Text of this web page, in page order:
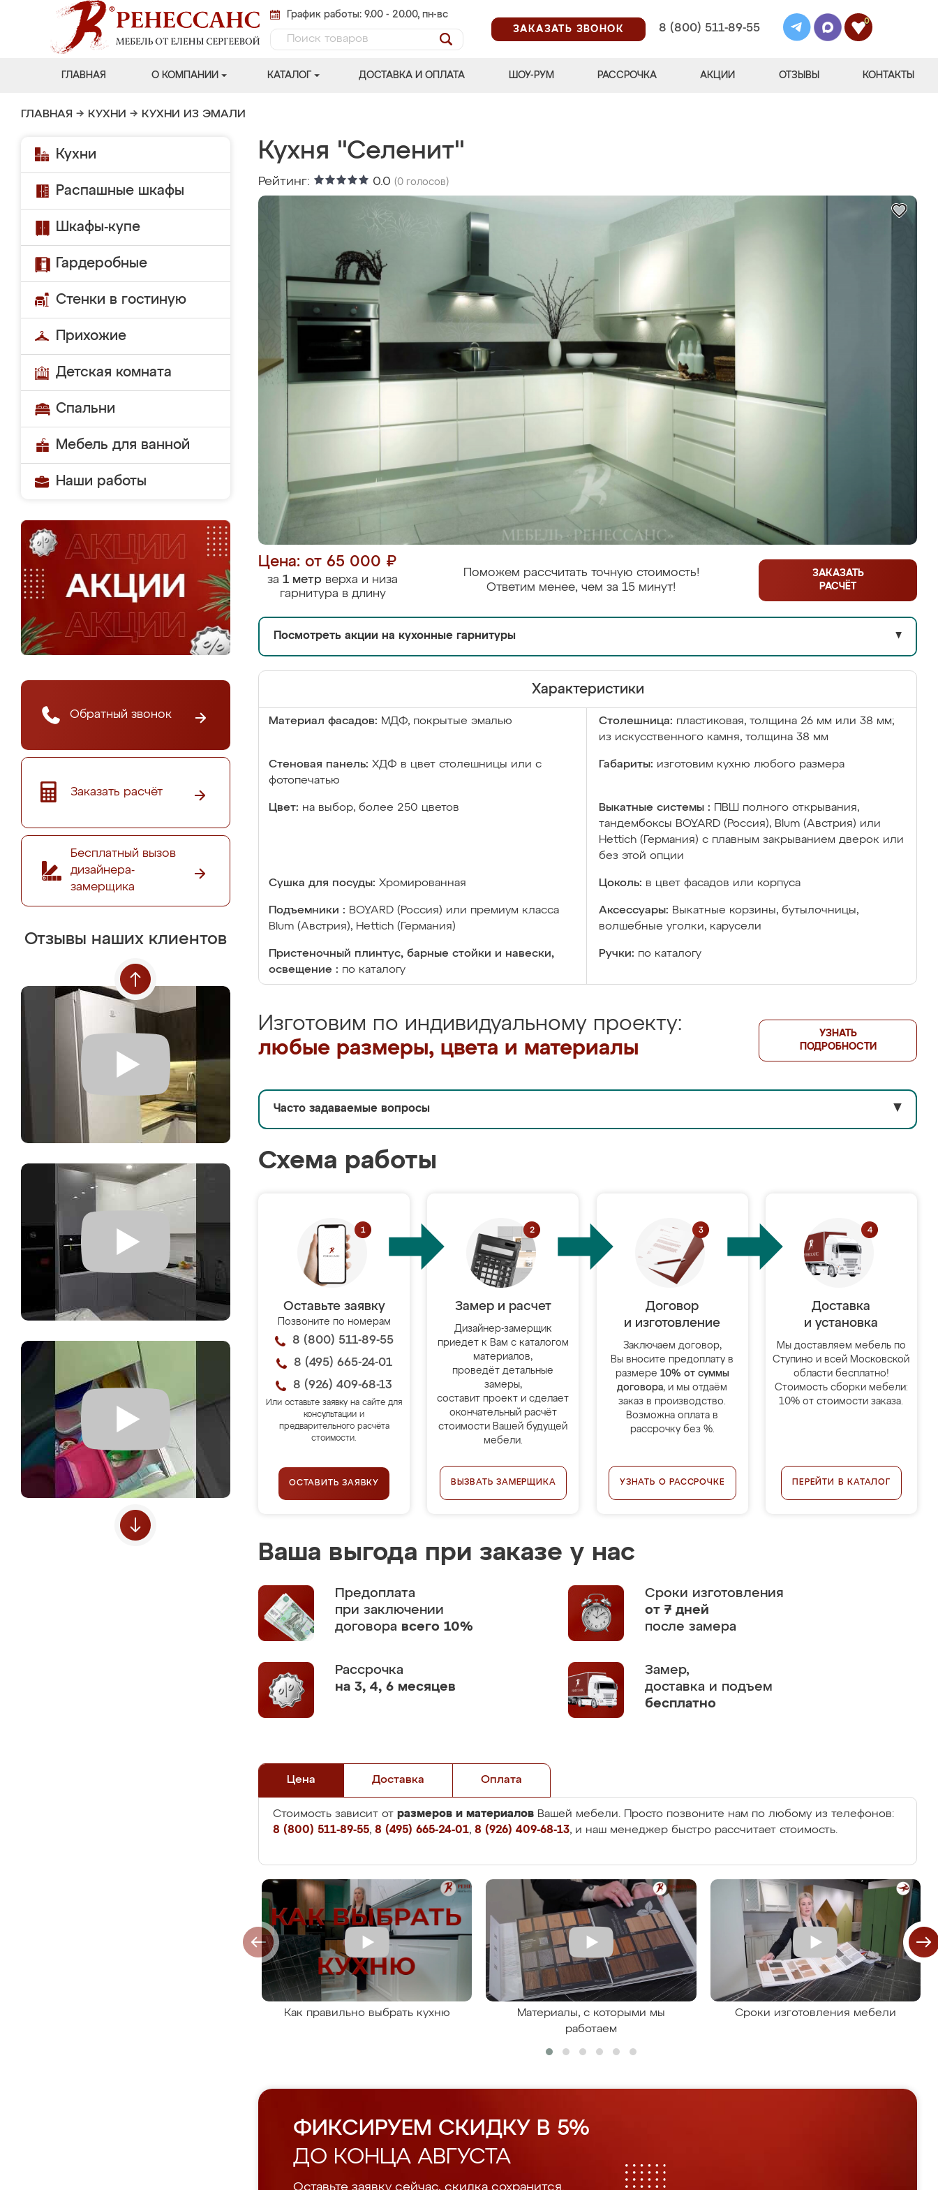
График работы: 9.00 - 20.00, пн-вс
ЗАКАЗАТЬ ЗВОНОК
8 (800) 511-89-55
0
ГЛАВНАЯ О КОМПАНИИ КАТАЛОГ ДОСТАВКА И ОПЛАТА ШОУ-РУМ РАССРОЧКА АКЦИИ ОТЗЫВЫ КОНТАКТЫ
ГЛАВНАЯ → КУХНИ → КУХНИ ИЗ ЭМАЛИ
Кухни
Распашные шкафы
Шкафы-купе
Гардеробные
Стенки в гостиную
Прихожие
Детская комната
Спальни
Мебель для ванной
Наши работы
Обратный звонок
Заказать расчёт
Бесплатный вызов
дизайнера-
замерщика
Отзывы наших клиентов
Кухня "Селенит"
Рейтинг: 0.0 (0 голосов)
Цена: от 65 000 ₽
за 1 метр верха и низа
гарнитура в длину
Поможем рассчитать точную стоимость!
Ответим менее, чем за 15 минут!
ЗАКАЗАТЬ
РАСЧЁТ
Посмотреть акции на кухонные гарнитуры ▼
Характеристики
Материал фасадов: МДФ, покрытые эмалью Столешница: пластиковая, толщина 26 мм или 38 мм;
из искусственного камня, толщина 38 мм
Стеновая панель: ХДФ в цвет столешницы или с
фотопечатью
Габариты: изготовим кухню любого размера
Цвет: на выбор, более 250 цветов Выкатные системы :
ПВШ полного открывания,
тандембоксы BOYARD (Россия), Blum (Австрия) или
Hettich (Германия) с плавным закрыванием дверок или
без этой опции
Сушка для посуды: Хромированная Цоколь: в цвет фасадов или корпуса
Подъемники : BOYARD (Россия) или премиум класса
Blum (Австрия), Hettich (Германия)
Аксессуары: Выкатные корзины, бутылочницы,
волшебные уголки, карусели
Пристеночный плинтус, барные стойки и навески,
освещение : по каталогу
Ручки: по каталогу
Изготовим по индивидуальному проекту:
любые размеры, цвета и материалы
УЗНАТЬ
ПОДРОБНОСТИ
Часто задаваемые вопросы ▼
Схема работы
Оставьте заявку
Позвоните по номерам
8 (800) 511-89-55
8 (495) 665-24-01
8 (926) 409-68-13
Или оставьте заявку на сайте для
консультации и
предварительного расчёта
стоимости.
ОСТАВИТЬ ЗАЯВКУ
Замер и расчет
Дизайнер-замерщик
приедет к Вам с каталогом
материалов,
проведёт детальные
замеры,
составит проект и сделает
окончательный расчёт
стоимости Вашей будущей
мебели.
ВЫЗВАТЬ ЗАМЕРЩИКА
Договор
и изготовление
Заключаем договор,
Вы вносите предоплату в
размере 10% от суммы
договора, и мы отдаём
заказ в производство.
Возможна оплата в
рассрочку без %.
УЗНАТЬ О РАССРОЧКЕ
Доставка
и установка
Мы доставляем мебель по
Ступино и всей Московской
области бесплатно!
Стоимость сборки мебели:
10% от стоимости заказа.
ПЕРЕЙТИ В КАТАЛОГ
Ваша выгода при заказе у нас
Предоплата
при заключении
договора всего 10%
Сроки изготовления
от 7 дней
после замера
Рассрочка
на 3, 4, 6 месяцев
Замер,
доставка и подъем
бесплатно
Цена Доставка Оплата
Стоимость зависит от размеров и материалов Вашей мебели. Просто позвоните нам по любому из телефонов:
8 (800) 511-89-55, 8 (495) 665-24-01, 8 (926) 409-68-13, и наш менеджер быстро рассчитает стоимость.
Как правильно выбрать кухню
Материалы, с которыми мы
работаем
Сроки изготовления мебели
ФИКСИРУЕМ СКИДКУ В 5%
ДО КОНЦА АВГУСТА
Оставьте заявку сейчас, скидка сохранится.